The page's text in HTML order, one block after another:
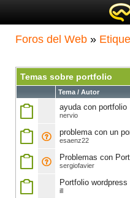
Foros del Web »
Temas sobre portfolio
Tema / Autor
ayuda con portfolio
nervio
problema con un
esaenz22
Problemas con
sergiofavier
Portfolio
ill